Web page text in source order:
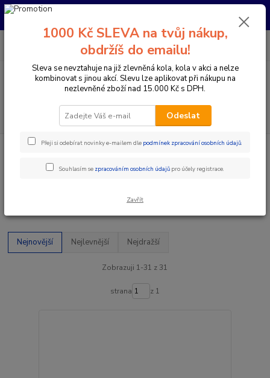
Pro nachystání kola / doplňků na prodejně si prosím zavolejte dopředu.
Menu
CZK
PO-PÁ 10:00-17:00 | SO: 9:00-12:00
Doplňky a helmy Osvětlení Přední osvětlení
Přední osvětlení
Upřesnit parametry
Nejnovější Nejlevnější Nejdražší
Zobrazuji 1-31 z 31
strana z 1
1000 Kč SLEVA na tvůj nákup,
obdržíš do emailu!
Sleva se nevztahuje na již zlevněná kola, kola v akci a nelze
kombinovat s jinou akcí. Slevu lze aplikovat při nákupu na
nezlevněné zboží nad 15.000 Kč s DPH.
Odeslat
Přeji si odebírat novinky e-mailem dle podmínek zpracování osobních údajů.
Souhlasím se zpracováním osobních údajů pro účely registrace.
Zavřít